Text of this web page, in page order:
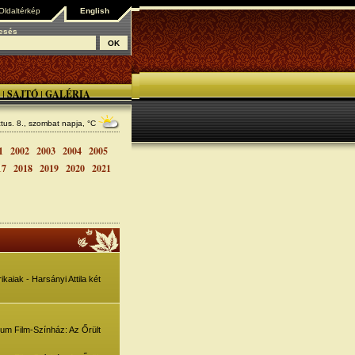
English
| SAJTÓ | GALÉRIA
8., szombat napja, °C
2002 2003 2004 2005
2018 2019 2020 2021
- Harsányi Attila két
Film-Színház: Az Őrült